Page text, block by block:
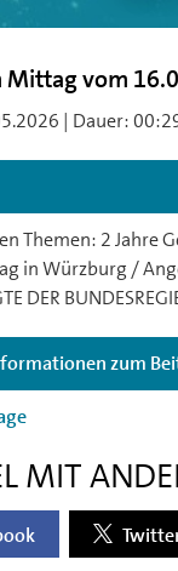
Mittag vom
| Dauer:
Themen: 2 Jahre
in Würzburg /
DER
zum
MIT